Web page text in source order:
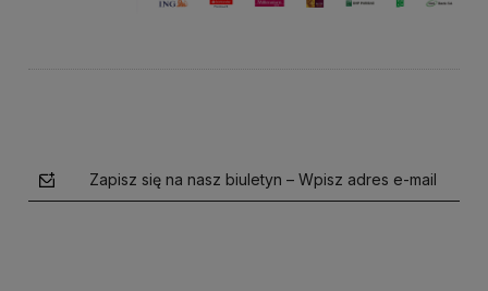
Zapisz się na nasz biuletyn – Wpisz adres e-mail